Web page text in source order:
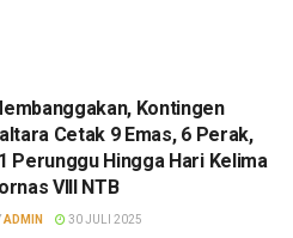
Kontingen
Cetak 9 Emas, 6 Perak,
Perunggu Hingga Hari Kelima
VIII NTB
ADMIN 30 JULI 2025